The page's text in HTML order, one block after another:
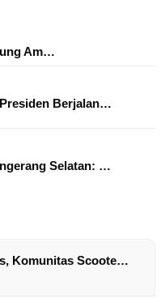
Am…
Berjalan…
Selatan: …
Komunitas Scoote…